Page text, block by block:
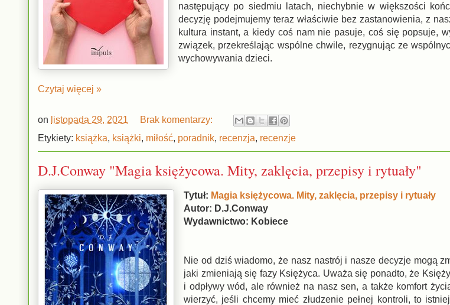
następujący po siedmiu latach, niechybnie w większości
decyzję podejmujemy teraz właściwie bez zastanowienia, z
kultura instant, a kiedy coś nam nie pasuje, coś się popsuje,
związek, przekreślając wspólne chwile, rezygnując ze
wychowywania dzieci.
Czytaj więcej »
on listopada 29, 2021
Brak komentarzy:
Etykiety: książka, książki, miłość, poradnik, recenzja, recenzje
D.J.Conway "Magia księżycowa. Mity, zaklęcia, przepisy i rytuały"
Tytuł: Magia księżycowa. Mity, zaklęcia, przepisy i rytuały
Autor: D.J.Conway
Wydawnictwo: Kobiece
Nie od dziś wiadomo, że nasz nastrój i nasze decyzje mogą
jaki zmieniają się fazy Księżyca. Uważa się ponadto, że
i odpływy wód, ale również na nasz sen, a także komfort
wierzyć, jeśli chcemy mieć złudzenie pełnej kontroli, to